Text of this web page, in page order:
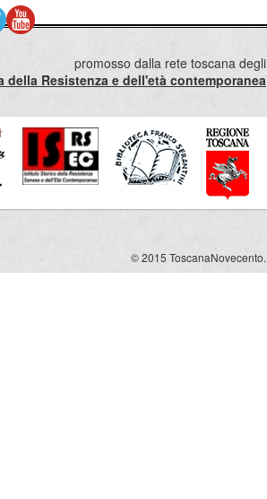
promosso dalla rete toscana degli
della Resistenza e dell'età contemporanea
© 2015 ToscanaNovecento.